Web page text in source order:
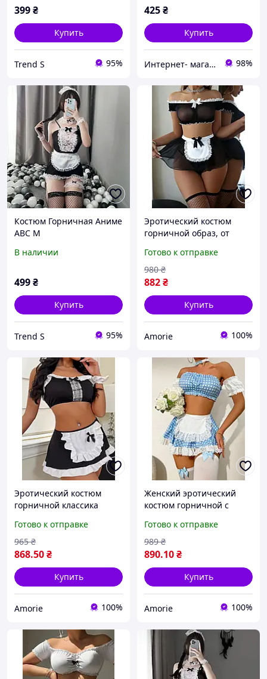
399₴
Купить
Trend S 95%
425₴
Купить
Интернет- магазин "Beauty" 98%
Костюм Горничная Аниме
ABC M
В наличии
499₴
Купить
Trend S 95%
Эротический костюм
горничной образ, от
отвести взгляд
Готово к отправке
882₴
980 ₴
Купить
Amorie 100%
Эротический костюм
горничной классика
Готово к отправке
868.50₴
965 ₴
Купить
Amorie 100%
Женский эротический
костюм горничной с
Голубой
Готово к отправке
890.10₴
989 ₴
Купить
Amorie 100%